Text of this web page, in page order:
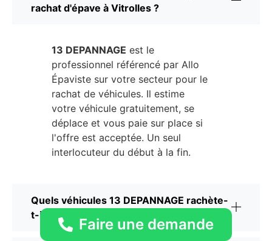
rachat d'épave à Vitrolles ?
13 DEPANNAGE est le
professionnel référencé par Allo
Épaviste sur votre secteur pour le
rachat de véhicules. Il estime
votre véhicule gratuitement, se
déplace et vous paie sur place si
l'offre est acceptée. Un seul
interlocuteur du début à la fin.
Quels véhicules 13 DEPANNAGE rachète-
t-il à Vitrolles ?
Faire une demande